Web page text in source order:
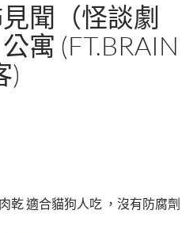
聞（怪談劇
寓 (FT.BRAIN
)
乾 適合貓狗人吃 ，沒有防腐劑